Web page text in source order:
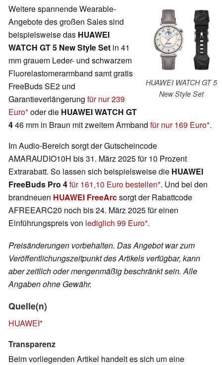
HUAWEI WATCH GT 5
New Style Set
Weitere spannende Wearable-
Angebote des großen Sales sind
beispielsweise das HUAWEI
WATCH GT 5 New Style Set in 41
mm grauem Leder- und schwarzem
Fluorelastomerarmband samt gratis
FreeBuds SE2 und
Garantieverlängerung für nur 239
Euro oder die HUAWEI WATCH GT
446 mm in Braun mit zweitem Armband für nur 169 Euro .
Im Audio-Bereich sorgt der Gutscheincode
AMARAUDIO10H bis 31. März 2025 für 10 Prozent
Extrarabatt. So lassen sich beispielsweise die HUAWEI
FreeBuds Pro 4für 161,10 Euro bestellen . Und bei den
brandneuen HUAWEI FreeArcsorgt der Rabattcode
AFREEARC20 noch bis 24. März 2025 für einen
Einführungspreis von lediglich 99 Euro .
Preisänderungen vorbehalten. Das Angebot war zum
Veröffentlichungszeitpunkt des Artikels verfügbar, kann
aber zeitlich oder mengenmäßig beschränkt sein. Alle
Angaben ohne Gewähr.
Quelle(n)
HUAWEI
Transparenz
Beim vorliegenden Artikel handelt es sich um eine